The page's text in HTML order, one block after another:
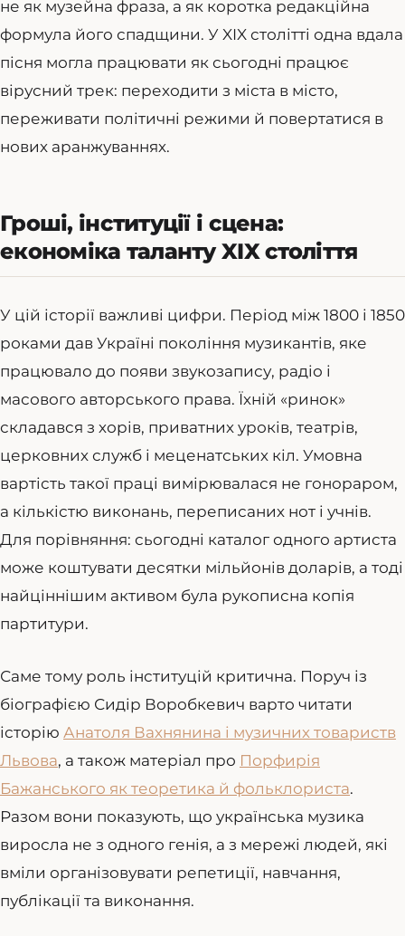
не як музейна фраза, а як коротка редакційна
формула його спадщини. У XIX столітті одна вдала
пісня могла працювати як сьогодні працює
вірусний трек: переходити з міста в місто,
переживати політичні режими й повертатися в
нових аранжуваннях.
Гроші, інституції і сцена:
економіка таланту XIX століття
У цій історії важливі цифри. Період між 1800 і 1850
роками дав Україні покоління музикантів, яке
працювало до появи звукозапису, радіо і
масового авторського права. Їхній «ринок»
складався з хорів, приватних уроків, театрів,
церковних служб і меценатських кіл. Умовна
вартість такої праці вимірювалася не гонораром,
а кількістю виконань, переписаних нот і учнів.
Для порівняння: сьогодні каталог одного артиста
може коштувати десятки мільйонів доларів, а тоді
найціннішим активом була рукописна копія
партитури.
Саме тому роль інституцій критична. Поруч із
біографією Сидір Воробкевич варто читати
історію Анатоля Вахнянина і музичних товариств
Львова, а також матеріал про Порфирія
Бажанського як теоретика й фольклориста.
Разом вони показують, що українська музика
виросла не з одного генія, а з мережі людей, які
вміли організовувати репетиції, навчання,
публікації та виконання.